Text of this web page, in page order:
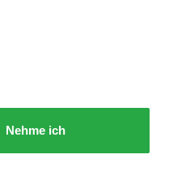
Nehme ich